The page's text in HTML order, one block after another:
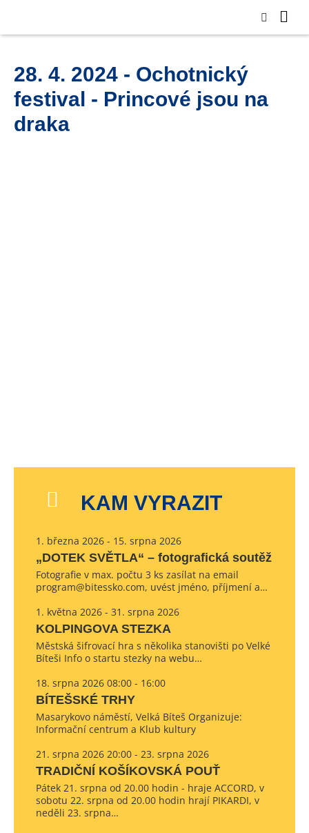
28. 4. 2024 - Ochotnický
festival - Princové jsou na
draka
KAM VYRAZIT
1. března 2026 - 15. srpna 2026
„DOTEK SVĚTLA“ – fotografická soutěž
Fotografie v max. počtu 3 ks zasílat na email
program@bitessko.com, uvést jméno, příjmení a…
1. května 2026 - 31. srpna 2026
KOLPINGOVA STEZKA
Městská šifrovací hra s několika stanovišti po Velké
Bíteši Info o startu stezky na webu…
18. srpna 2026 08:00 - 16:00
BÍTEŠSKÉ TRHY
Masarykovo náměstí, Velká Bíteš Organizuje:
Informační centrum a Klub kultury
21. srpna 2026 20:00 - 23. srpna 2026
TRADIČNÍ KOŠÍKOVSKÁ POUŤ
Pátek 21. srpna od 20.00 hodin - hraje ACCORD, v
sobotu 22. srpna od 20.00 hodin hrají PIKARDI, v
neděli 23. srpna…